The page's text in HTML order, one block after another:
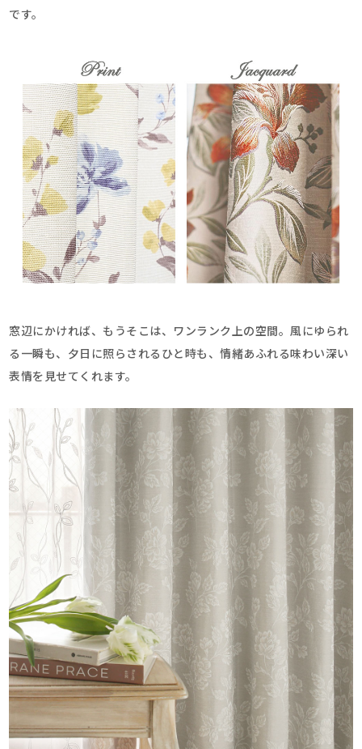
です。
窓辺にかければ、もうそこは、ワンランク上の空間。風にゆられ
る一瞬も、夕日に照らされるひと時も、情緒あふれる味わい深い
表情を見せてくれます。